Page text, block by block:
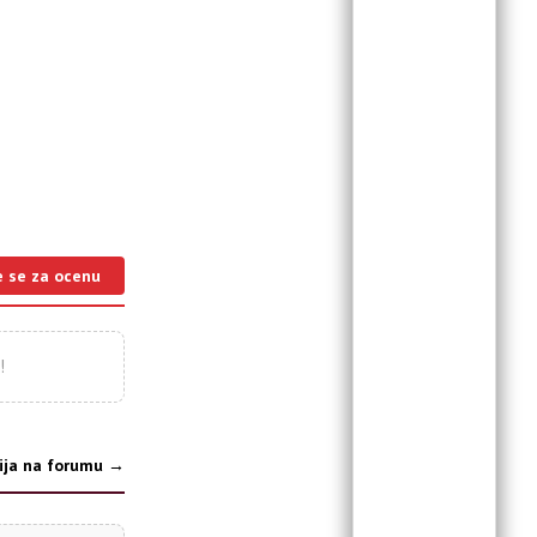
se za ocenu
na forumu →